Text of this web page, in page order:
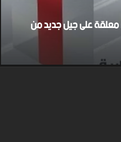
معلقة على جيل جديد من